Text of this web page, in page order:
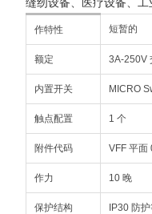
作特性 短暂的
额定 3A-250V
内置开关 MICRO
触点配置 1 个
附件代码 VFF 平面
作力 10 晚
保护结构 IP30 防